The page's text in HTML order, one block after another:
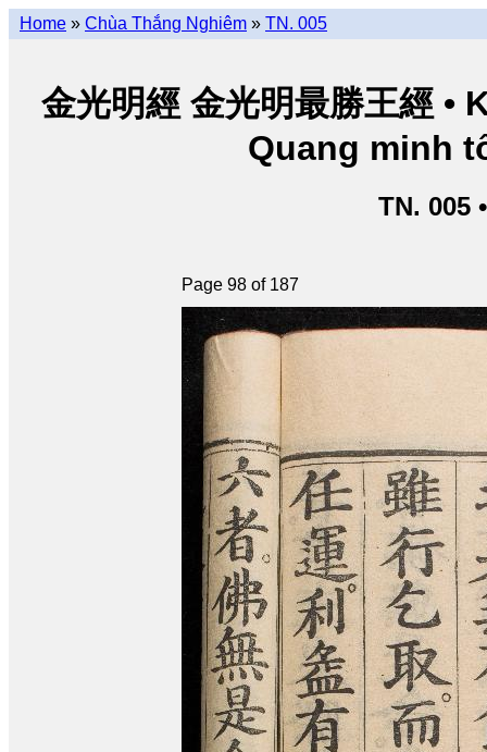
Home » Chùa Thắng Nghiêm » TN. 005
金光明經 金光明最勝王經
Quang minh
TN. 005
Page 98 of 187